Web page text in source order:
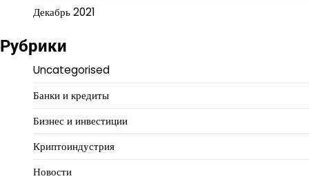
Декабрь 2021
Рубрики
Uncategorised
Банки и кредиты
Бизнес и инвестиции
Криптоиндустрия
Новости